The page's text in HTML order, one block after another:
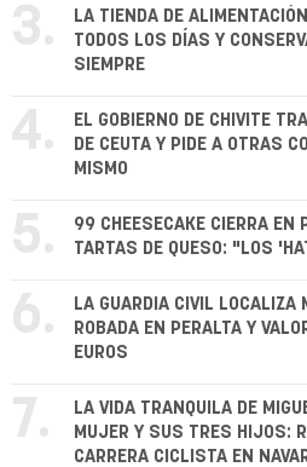
3.
LA TIENDA DE
TODOS LOS DÍAS Y
SIEMPRE
4.
EL GOBIERNO DE CHIVITE
DE CEUTA Y PIDE A OTRAS
MISMO
5.
99 CHEESECAKE CIERRA EN
TARTAS DE QUESO: "LOS
6.
LA GUARDIA CIVIL LOCALIZA
ROBADA EN PERALTA Y
EUROS
7.
LA VIDA TRANQUILA DE
MUJER Y SUS TRES HIJOS:
CARRERA CICLISTA EN